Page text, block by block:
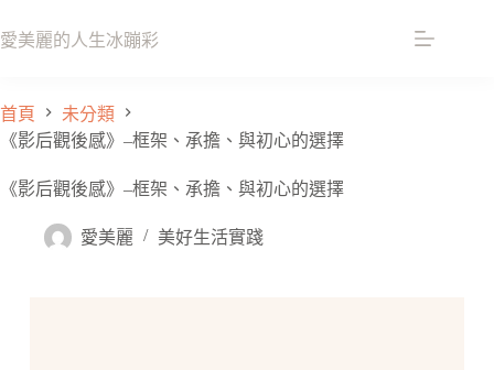
愛美麗的人生冰蹦彩
首頁
未分類
《影后觀後感》–框架、承擔、與初心的選擇
《影后觀後感》–框架、承擔、與初心的選擇
愛美麗 美好生活實踐